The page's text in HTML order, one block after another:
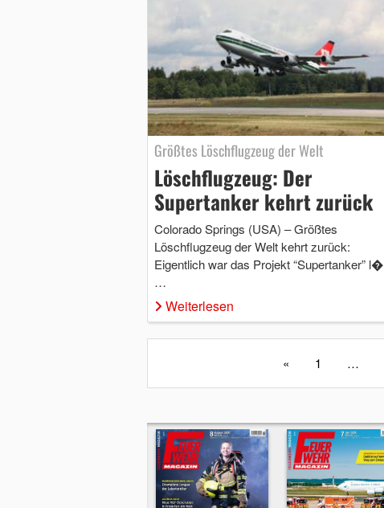
Größtes Löschflugzeug der Welt
Löschflugzeug: Der
Supertanker kehrt zurück
Colorado Springs (USA) – Größtes
Löschflugzeug der Welt kehrt zurück:
Eigentlich war das Projekt “Supertanker” l�
…
Weiterlesen
« 1 …